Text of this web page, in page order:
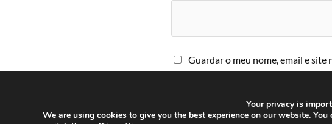
Guardar o meu nome, email e site
Your privacy is
We are using cookies to give you the best experience on our website.